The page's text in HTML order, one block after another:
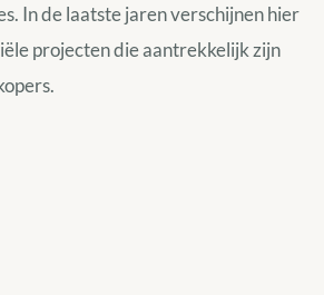
In de laatste jaren verschijnen hier
projecten die aantrekkelijk zijn